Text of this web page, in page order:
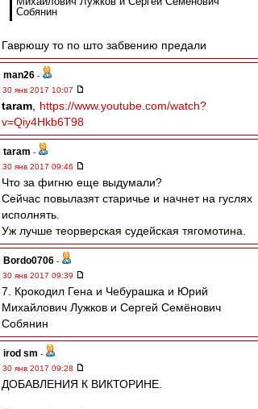
Собянин
Гаврюшу то по што забвению предали
man26 -
30 янв 2017 10:07
taram
https://www.youtube.com/watch?
v=Qiy4Hkb6T98
taram -
30 янв 2017 09:46
Что за фигню еще выдумали?
Сейчас повылазят старичье и начнет на гуслях
исполнять.
Уж лучше теорверская судейская тягомотина.
Bordo0706 -
30 янв 2017 09:39
7. Крокодил Гена и Чебурашка и Юрий
Михайлович Лужков и Сергей Семёнович
Собянин
irod sm -
30 янв 2017 09:28
ДОБАВЛЕНИЯ К ВИКТОРИНЕ.